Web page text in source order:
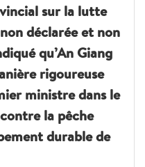
sur la lutte
déclarée et non
qu’An Giang
rigoureuse
ministre dans le
la pêche
durable de